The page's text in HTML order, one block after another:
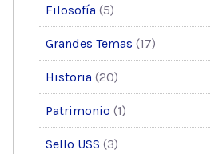
Filosofía (5)
Grandes Temas (17)
Historia (20)
Patrimonio (1)
Sello USS (3)